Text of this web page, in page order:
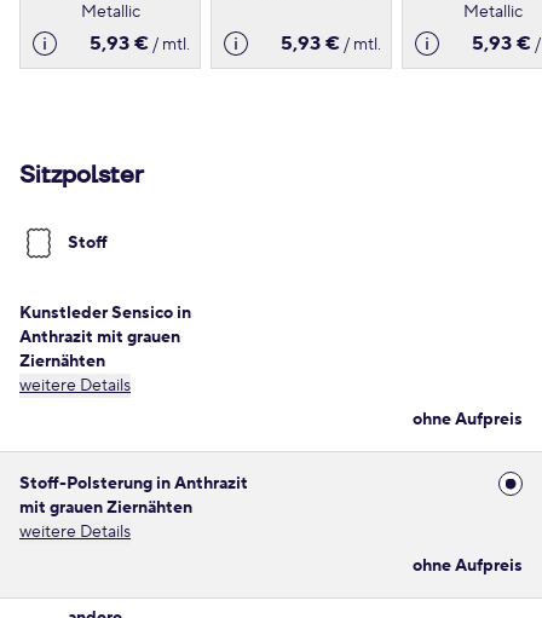
Metallic
5,93 €/ mtl. 5,93 €/ mtl.
Metallic
5,93 €
Sitzpolster
Stoff
Kunstleder Sensico in
Anthrazit mit grauen
Ziernähten
weitere Details
ohne Aufpreis
Stoff-Polsterung in Anthrazit
mit grauen Ziernähten
weitere Details
ohne Aufpreis